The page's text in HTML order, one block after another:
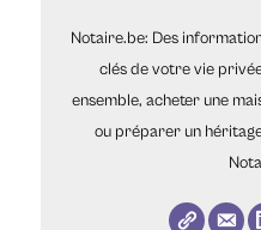
Notaire.be: Des
clés de votre vie
ensemble, acheter une
ou préparer un